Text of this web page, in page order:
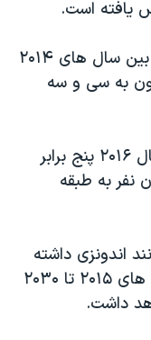
انتظار می رود طبقه متوسط آن کشور بین سال های ۲۰۱۴
به سی و سه
دارایی ملی اندونزی از سال ۲۰۰۰ تا سال ۲۰۱۶ پنج برابر
به طبقه
اندونزی داشته
است. طبقه متوسط فیلیپین بین سال های ۲۰۱۵ تا ۲۰۳۰
داشت.